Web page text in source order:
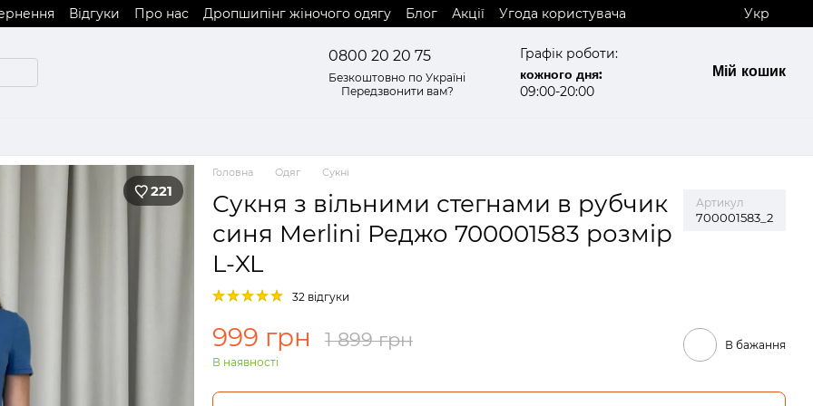
Відгуки Про нас Дропшипінг жіночого одягу Блог Акції
Угода користувача
Укр
0800 20 20 75
Безкоштовно по Україні
Передзвонити вам?
Графік роботи:
кожного дня:
09:00-20:00
Мій кошик
221
Головна Одяг Сукні
Сукня з вільними стегнами в рубчик
синя Merlini Реджо 700001583 розмір
L-XL
Артикул
700001583_2
32 відгуки
999 грн 1 899 грн
В наявності
В бажання